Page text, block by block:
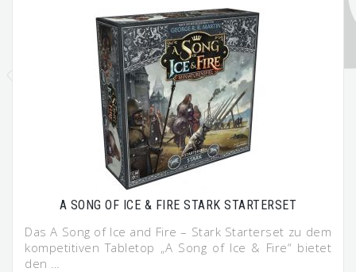
A SONG OF ICE & FIRE STARK STARTERSET
Das A Song of Ice and Fire – Stark Starterset zu dem
kompetitiven Tabletop „A Song of Ice & Fire“ bietet
den …